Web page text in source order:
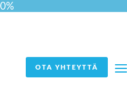
0%
OTA YHTEYTTÄ